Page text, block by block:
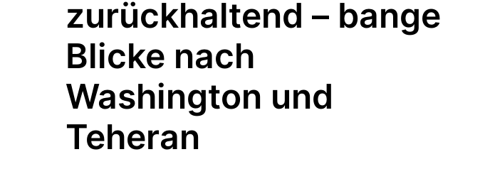
zurückhaltend – bange
Blicke nach
Washington und
Teheran